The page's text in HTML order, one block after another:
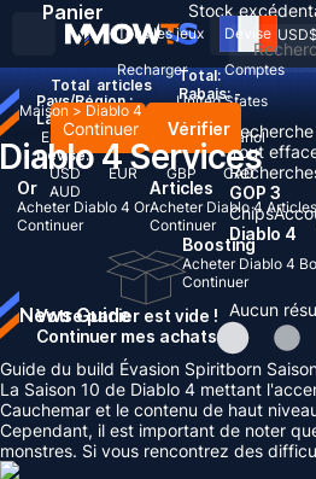
Tout
GOP 3
Chips
Diablo 4
Aucun
Tous les jeux Devise
Recharger
Comptes
USD$
Pays/Région :
United States
Langue:
English Deutsch Français Español
Devise:
USD
EUR GBP
CAD
AUD
Panier
Total articles
Total:
Rabais: -
Continuer Vérifier
Votre panier est vide !
Continuer mes achats
Stock
Maison > Diablo 4
Diablo 4 Services
Or
Acheter Diablo 4 Or
Continuer
Articles
Acheter Diablo 4 Articles
Continuer
Boosting
Acheter Diablo 4
Continuer
News Guide
Guide du build Évasion Spiritborn
La Saison 10 de Diablo 4 mettant
Cauchemar et le contenu de haut
Cependant, il est important de noter
monstres. Si vous rencontrez des